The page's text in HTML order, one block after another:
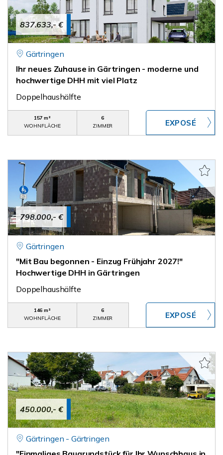
837.633,- €
Gärtringen
Ihr neues Zuhause in Gärtringen - moderne und
hochwertige DHH mit viel Platz
Doppelhaushälfte
157 m²
WOHNFLÄCHE
6
ZIMMER
798.000,- €
Gärtringen
"Mit Bau begonnen - Einzug Frühjahr 2027!"
Hochwertige DHH in Gärtringen
Doppelhaushälfte
146 m²
WOHNFLÄCHE
6
ZIMMER
450.000,- €
Gärtringen - Gärtringen